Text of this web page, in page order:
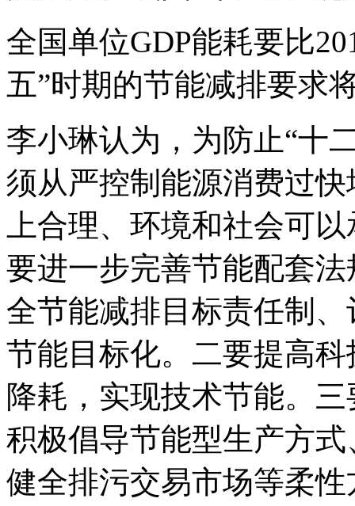
全国单位GDP能耗要比
五”时期的节能减排要求
李小琳认为，为防止“十
须从严控制能源消费过
上合理、环境和社会可
要进一步完善节能配套
全节能减排目标责任制
节能目标化。二要提高
降耗，实现技术节能。
积极倡导节能型生产方
健全排污交易市场等柔